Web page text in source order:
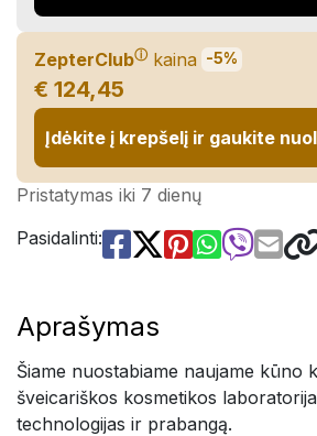
ZepterClubⓘ kaina -5%
€ 124,45
Įdėkite į krepšelį ir gaukite
Pristatymas iki 7 dienų
Pasidalinti:
Aprašymas
Šiame nuostabiame naujame kūno
šveicariškos kosmetikos
technologijas ir prabangą.